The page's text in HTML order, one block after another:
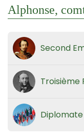
Alphonse,
Second
Troisième
Diplomate